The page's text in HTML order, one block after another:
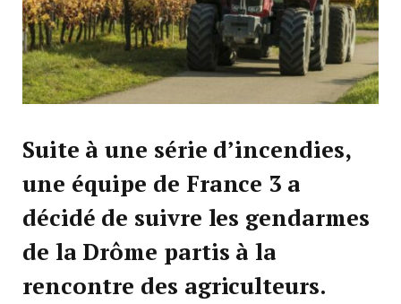
Suite à une série d’incendies,
une équipe de France 3 a
décidé de suivre les gendarmes
de la Drôme partis à la
rencontre des agriculteurs.